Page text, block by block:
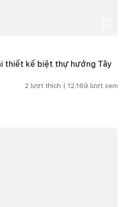
thiết kế biệt thự hướng Tây
2 lượt thích | 12.169 lượt xem